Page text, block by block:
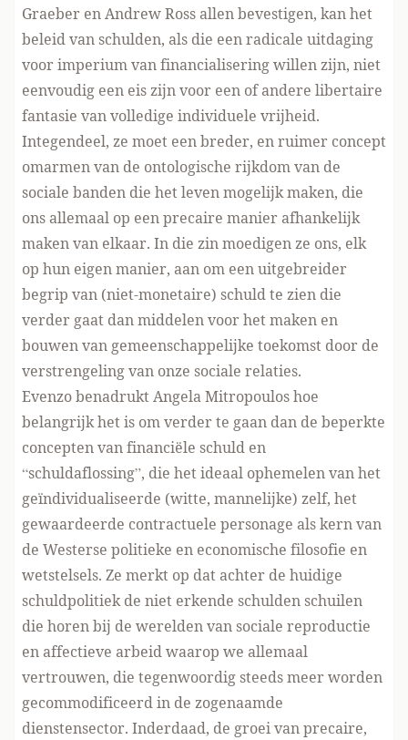
Graeber enAndrew Ross allen bevestigen, kan het
beleid van schulden, als die een radicale uitdaging
voor imperium van financialisering willen zijn, niet
eenvoudig een eis zijn voor een of andere libertaire
fantasie van volledige individuele vrijheid.
Integendeel, ze moet een breder, en ruimer concept
omarmen van de ontologische rijkdom van de
sociale banden die het leven mogelijk maken, die
ons allemaal op een precaire manier afhankelijk
maken van elkaar. In die zin moedigen ze ons, elk
op hun eigen manier, aan om een uitgebreider
begrip van (niet-monetaire) schuld te zien die
verder gaat dan middelen voor het maken en
bouwen van gemeenschappelijke toekomst door de
verstrengeling van onze sociale relaties.
EvenzobenadruktAngela Mitropoulos hoe
belangrijk het is om verder te gaan dan de beperkte
concepten van financiële schuld en
“schuldaflossing”, die het ideaal ophemelen van het
geïndividualiseerde (witte, mannelijke) zelf, het
gewaardeerde contractuele personage als kern van
de Westerse politieke en economische filosofie en
wetstelsels. Ze merkt op dat achter de huidige
schuldpolitiek de niet erkende schulden schuilen
die horen bij de werelden van sociale reproductie
en affectieve arbeid waarop we allemaal
vertrouwen, die tegenwoordig steeds meer worden
gecommodificeerd in de zogenaamde
dienstensector. Inderdaad, de groei van precaire,